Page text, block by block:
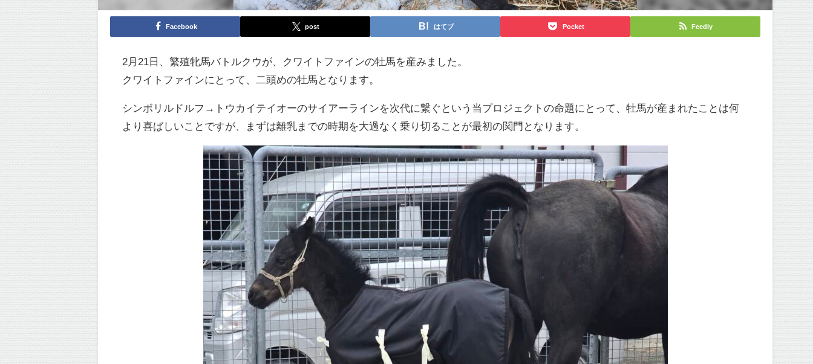
Facebook post はてブ Pocket Feedly
2月21日、繁殖牝馬バトルクウが、クワイトファインの牡馬を産みました。
クワイトファインにとって、二頭めの牡馬となります。
シンボリルドルフ→トウカイテイオーのサイアーラインを次代に繋ぐという当プロジェクトの命題にとって、牡馬が産まれたことは何
より喜ばしいことですが、まずは離乳までの時期を大過なく乗り切ることが最初の関門となります。